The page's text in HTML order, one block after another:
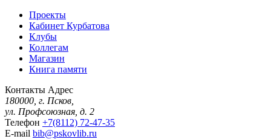
Проекты
Кабинет Курбатова
Клубы
Коллегам
Магазин
Книга памяти
Контакты Адрес
180000, г. Псков,
ул. Профсоюзная, д. 2
Телефон +7(8112) 72-47-35
E-mail bib@pskovlib.ru